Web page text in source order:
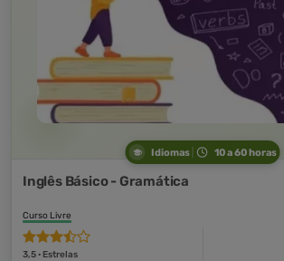
Idiomas 10 a 60 horas
Inglês Básico - Gramática
Curso Livre
3,5 · Estrelas